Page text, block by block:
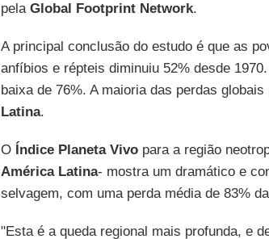
pela Global Footprint Network.
A principal conclusão do estudo é que as
anfíbios e répteis diminuiu 52% desde
baixa de 76%. A maioria das perdas
Latina.
O Índice Planeta Vivopara a região
América Latina- mostra um dramático e
selvagem, com uma perda média de 83%
"Esta é a queda regional mais profunda, e